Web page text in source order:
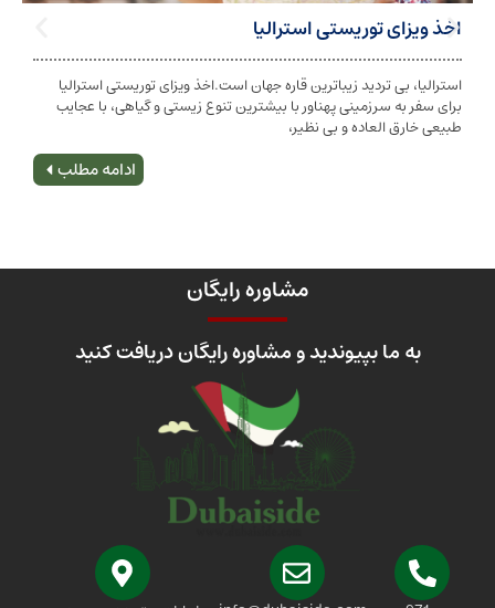
توریستی استرالیا
تردید زیباترین قاره جهان است.اخذ ویزای توریستی استرالیا
سرزمینی پهناور با بیشترین تنوع زیستی و گیاهی، با عجایب
العاده و بی نظیر،
تابعیت و اخذ
شخص به دولت
مشاوره رایگان
بپیوندید و مشاوره رایگان دریافت کنید